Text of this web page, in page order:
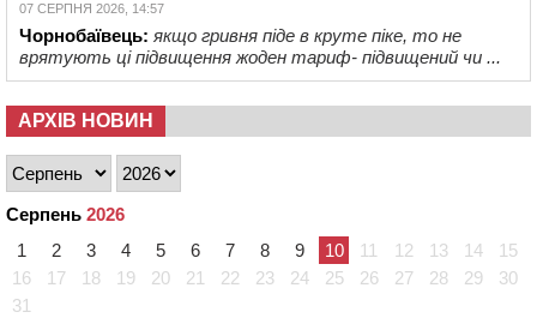
07 СЕРПНЯ 2026, 14:57
Чорнобаївець: якщо гривня піде в круте піке, то не
врятують ці підвищення жоден тариф- підвищений чи ...
АРХІВ НОВИН
Серпень 2026
1
2 3 4 5 6 7 8 9 10 11 12 13 14
15
16
17 18 19 20 21 22 23 24 25 26 27 28 29
30
31